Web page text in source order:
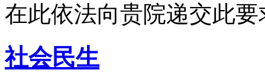
在此依法向贵院递交此要
社会民生